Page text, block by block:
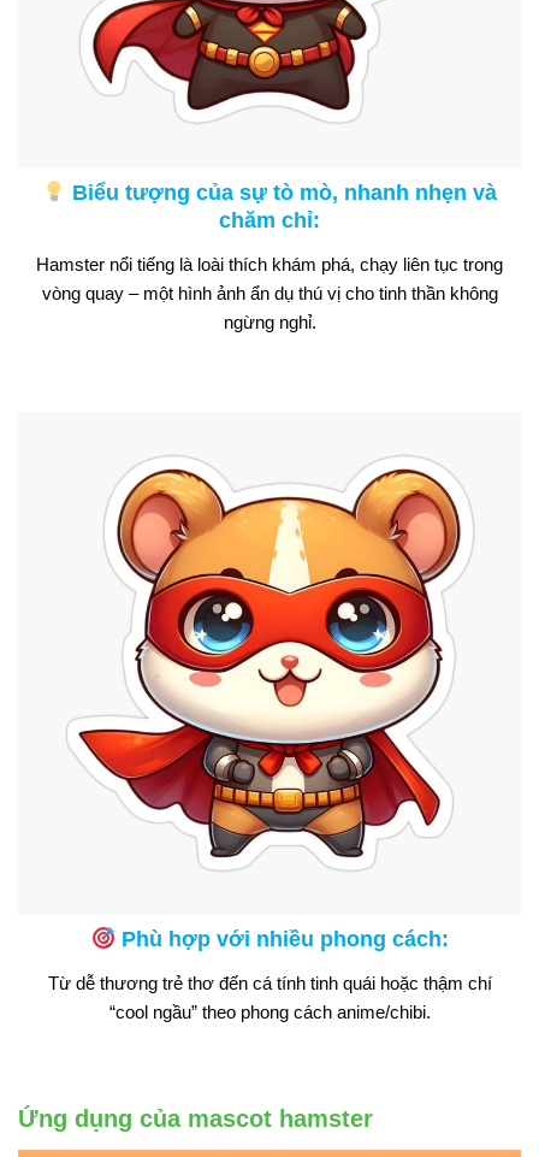
Biểu tượng của sự tò mò, nhanh nhẹn và
chăm chỉ:
Hamster nổi tiếng là loài thích khám phá, chạy liên tục trong
vòng quay – một hình ảnh ẩn dụ thú vị cho tinh thần không
ngừng nghỉ.
Phù hợp với nhiều phong cách:
Từ dễ thương trẻ thơ đến cá tính tinh quái hoặc thậm chí
“cool ngầu” theo phong cách anime/chibi.
Ứng dụng của mascot hamster